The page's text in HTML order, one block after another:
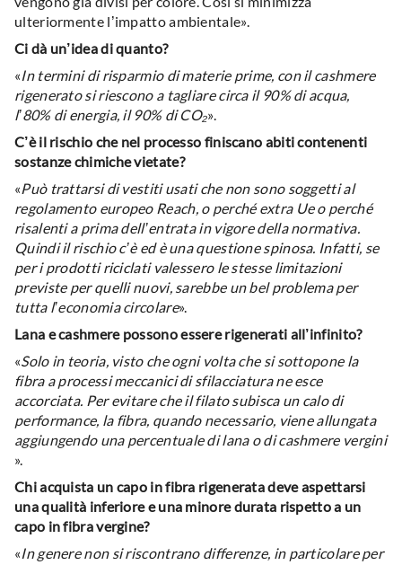
ulteriormente l’impatto ambientale».
Ci dà un’idea di quanto?
«In termini di risparmio di materie prime, con il cashmere
rigenerato si riescono a tagliare circa il 90% di acqua,
l’80% di energia, il 90% di CO₂».
C’è il rischio che nel processo finiscano abiti contenenti
sostanze chimiche vietate?
«Può trattarsi di vestiti usati che non sono soggetti al
regolamento europeo Reach, o perché extra Ue o perché
risalenti a prima dell’entrata in vigore della normativa.
Quindi il rischio c’è ed è una questione spinosa. Infatti, se
per i prodotti riciclati valessero le stesse limitazioni
previste per quelli nuovi, sarebbe un bel problema per
tutta l’economia circolare».
Lana e cashmere possono essere rigenerati all’infinito?
«Solo in teoria, visto che ogni volta che si sottopone la
fibra a processi meccanici di sfilacciatura ne esce
accorciata. Per evitare che il filato subisca un calo di
performance, la fibra, quando necessario, viene allungata
aggiungendo una percentuale di lana o di cashmere vergini
».
Chi acquista un capo in fibra rigenerata deve aspettarsi
una qualità inferiore e una minore durata rispetto a un
capo in fibra vergine?
«In genere non si riscontrano differenze, in particolare per